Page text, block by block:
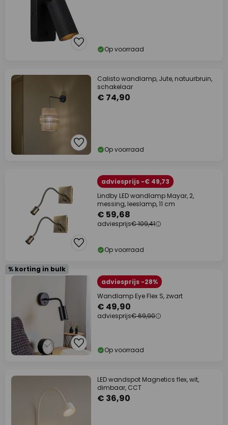
Op voorraad
Calisto wandlamp, Jute, natuurbruin,
schakelaar
€ 74,90
Op voorraad
adviesprijs -€ 49,73
Lindby LED wandlamp Mayar, 2,
messing, leeslamp, 11 cm
€ 59,68
adviesprijs€ 109,41
Op voorraad
% korting in bulk
adviesprijs -28%
Wandlamp Eye Flex S, zwart
€ 49,90
adviesprijs€ 69,90
Op voorraad
LED wandspot Magnetics flex, wit,
dimbaar, CCT
€ 36,90